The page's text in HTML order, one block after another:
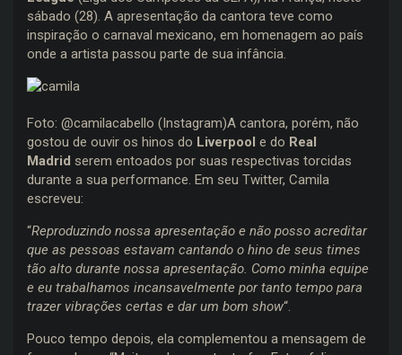
sábado (28). A apresentação da cantora teve como
inspiração o carnaval mexicano, em homenagem ao país
onde a artista passou parte de sua infância.
Foto: @camilacabello (Instagram)A cantora, porém, não
gostou de ouvir os hinos do Liverpool e do Real
Madrid serem entoados por suas respectivas torcidas
durante a sua performance. Em seu Twitter, Camila
escreveu:
“Reproduzindo nossa apresentação e não posso acreditar
que as pessoas estavam cantando o hino de seus times
tão alto durante nossa apresentação. Como minha equipe
e eu trabalhamos incansavelmente por tanto tempo para
trazer vibrações certas e dar um bom show“.
Pouco tempo depois, ela complementou a mensagem de